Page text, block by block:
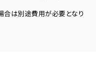
は別途費用が必要となり